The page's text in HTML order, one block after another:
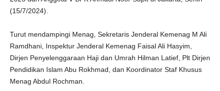
(15/7/2024).
Turut mendampingi Menag, Sekretaris Jenderal Kemenag M Ali
Ramdhani, Inspektur Jenderal Kemenag Faisal Ali Hasyim,
Dirjen Penyelenggaraan Haji dan Umrah Hilman Latief, Plt Dirjen
Pendidikan Islam Abu Rokhmad, dan Koordinator Staf Khusus
Menag Abdul Rochman.